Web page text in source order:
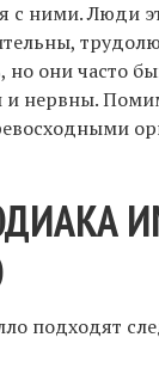
с ними. Люди
но они часто
нервны.
подходят